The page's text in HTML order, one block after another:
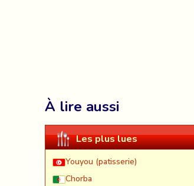
À lire aussi
Les plus lues
Youyou (patisserie)
Chorba